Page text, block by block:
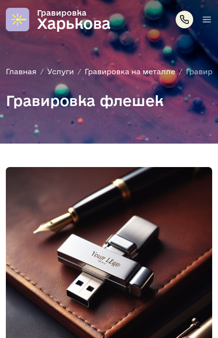
Гравировка
Харькова
Главная Услуги Гравировка на металле
Гравировка флешек